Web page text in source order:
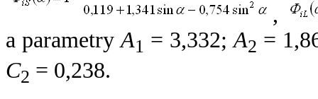
,
a parametryA1 = 3,332;A2 =
C2 = 0,238.